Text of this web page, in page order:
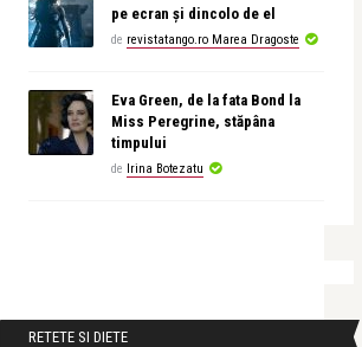
pe ecran și dincolo de el
de revistatango.ro Marea Dragoste
Eva Green, de la fata Bond la
Miss Peregrine, stăpâna
timpului
de Irina Botezatu
RETETE SI DIETE